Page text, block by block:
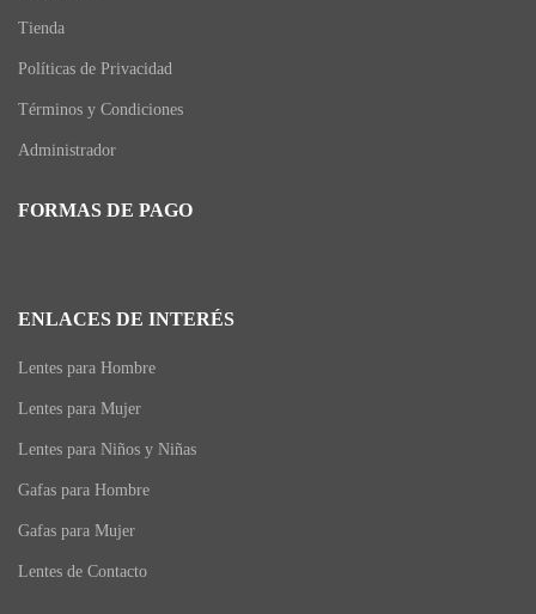
Tienda
Políticas de Privacidad
Términos y Condiciones
Administrador
FORMAS DE PAGO
ENLACES DE INTERÉS
Lentes para Hombre
Lentes para Mujer
Lentes para Niños y Niñas
Gafas para Hombre
Gafas para Mujer
Lentes de Contacto